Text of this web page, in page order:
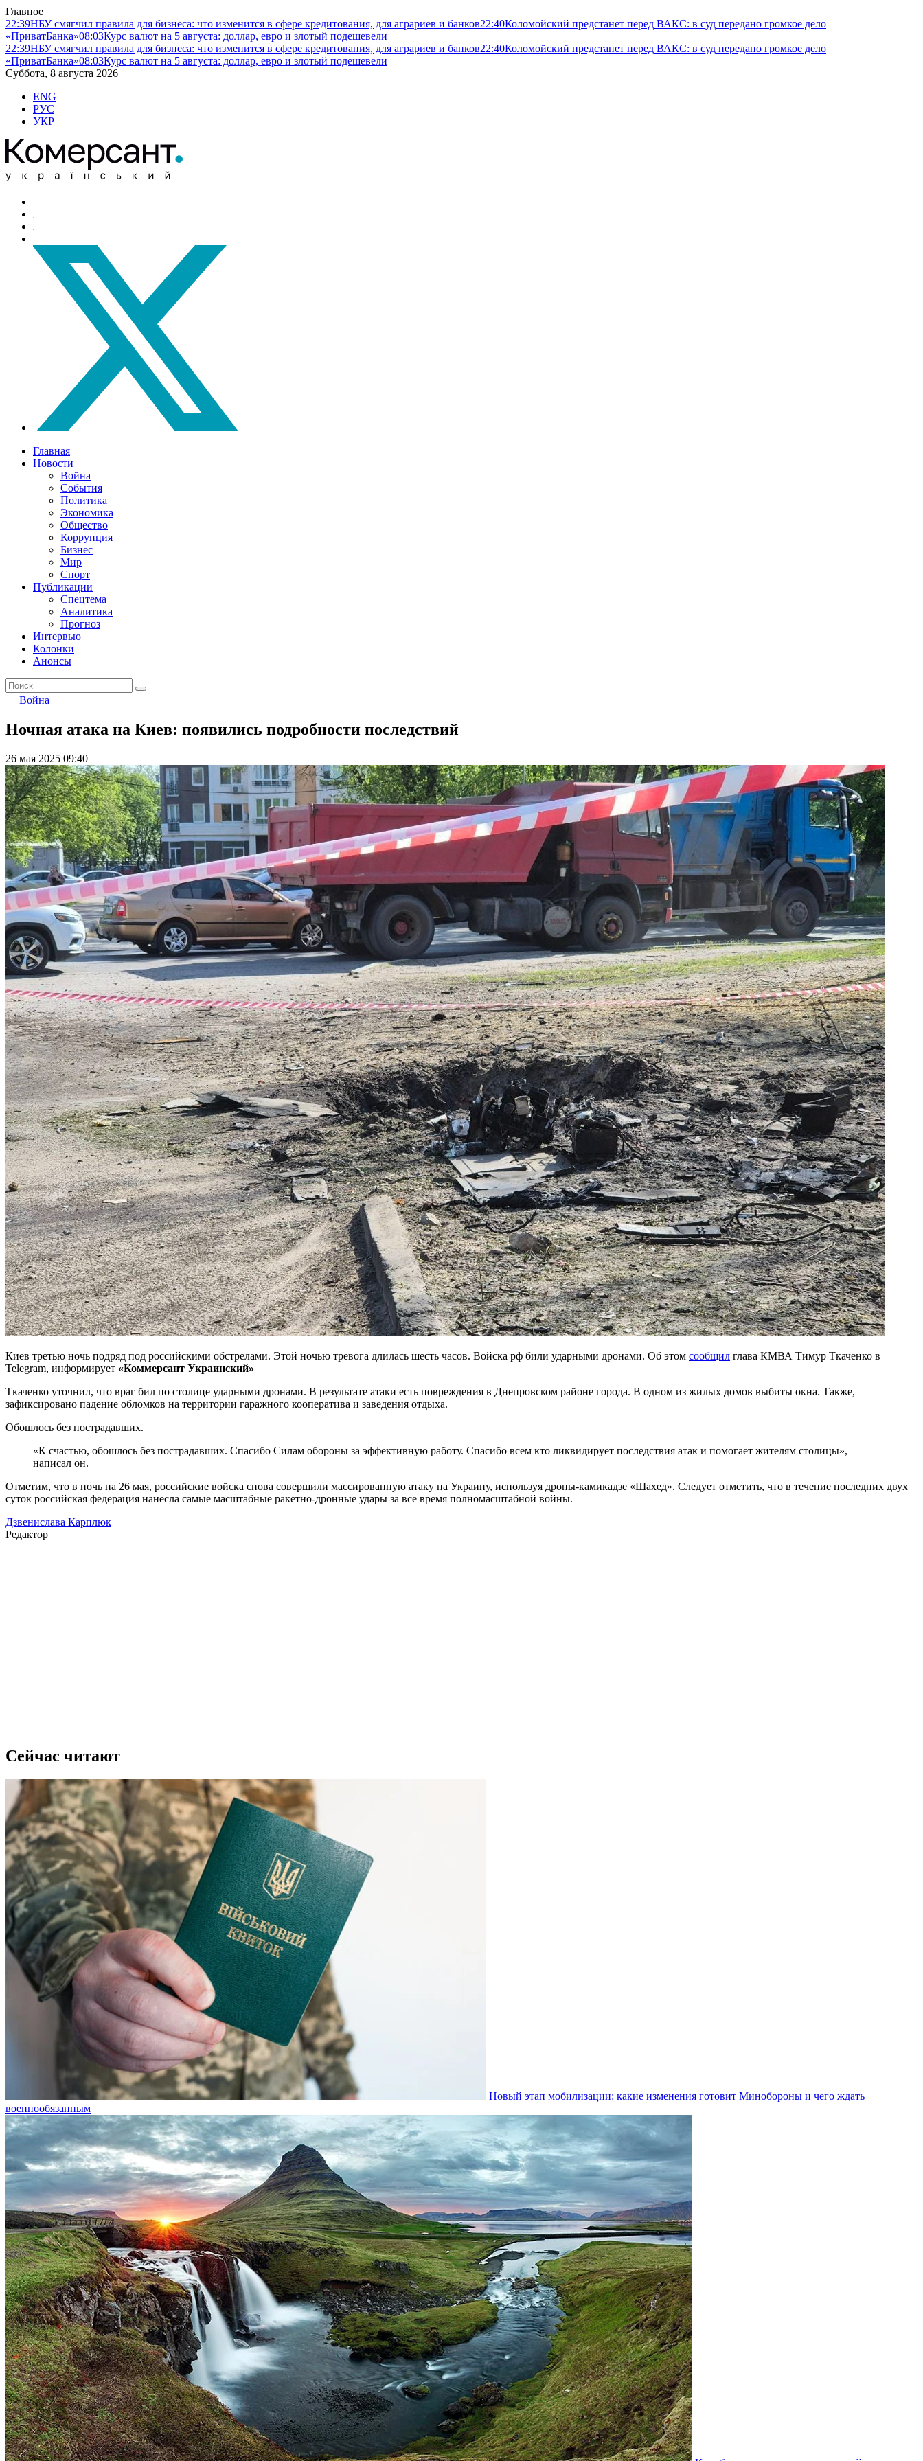
Главное
22:39НБУ смягчил правила для бизнеса: что изменится в сфере кредитования, для аграриев и банков22:40Коломойский предстанет перед ВАКС: в суд передано громкое дело
«ПриватБанка»08:03Курс валют на 5 августа: доллар, евро и злотый подешевели
22:39НБУ смягчил правила для бизнеса: что изменится в сфере кредитования, для аграриев и банков22:40Коломойский предстанет перед ВАКС: в суд передано громкое дело
«ПриватБанка»08:03Курс валют на 5 августа: доллар, евро и злотый подешевели
Суббота, 8 августа 2026
ENG
РУС
УКР
Главная
Новости
Война
События
Политика
Экономика
Общество
Коррупция
Бизнес
Мир
Спорт
Публикации
Спецтема
Аналитика
Прогноз
Интервью
Колонки
Анонсы
Война
Ночная атака на Киев: появились подробности последствий
26 мая 2025 09:40
Киев третью ночь подряд под российскими обстрелами. Этой ночью тревога длилась шесть часов. Войска рф били ударными дронами. Об этом сообщил глава КМВА Тимур Ткаченко в
Telegram, информирует «Коммерсант Украинский»
Ткаченко уточнил, что враг бил по столице ударными дронами. В результате атаки есть повреждения в Днепровском районе города. В одном из жилых домов выбиты окна. Также,
зафиксировано падение обломков на территории гаражного кооператива и заведения отдыха.
Обошлось без пострадавших.
«К счастью, обошлось без пострадавших. Спасибо Силам обороны за эффективную работу. Спасибо всем кто ликвидирует последствия атак и помогает жителям столицы», —
написал он.
Отметим, что в ночь на 26 мая, российские войска снова совершили массированную атаку на Украину, используя дроны-камикадзе «Шахед». Следует отметить, что в течение последних двух
суток российская федерация нанесла самые масштабные ракетно-дронные удары за все время полномасштабной войны.
Дзвенислава Карплюк
Редактор
Сейчас читают
Новый этап мобилизации: какие изменения готовит Минобороны и чего ждать
военнообязанным